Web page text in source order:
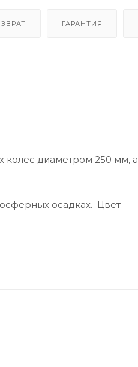
ГАРАНТИЯ
колес диаметром 250 мм, а
осадках. Цвет